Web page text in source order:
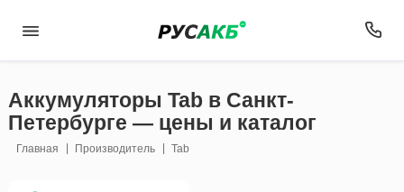
Аккумуляторы Tab в Санкт-
Петербурге — цены и каталог
Главная Производитель Tab